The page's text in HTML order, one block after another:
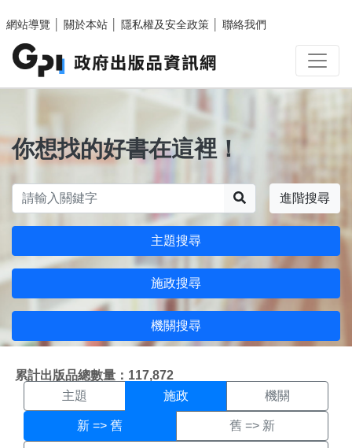
網站導覽
關於本站 隱私權及安全政策 聯絡我們
你想找的好書在這裡！
進階搜尋
主題搜尋
施政搜尋
機關搜尋
累計出版品總數量：117,872
施政搜尋結果頁面
主題 施政 機關
新 => 舊 舊 => 新